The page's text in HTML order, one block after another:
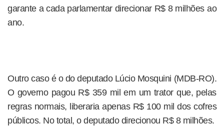
garante a cada parlamentar direcionar R$ 8 milhões ao
ano.
Outro caso é o do deputado Lúcio Mosquini (MDB-RO).
O governo pagou R$ 359 mil em um trator que, pelas
regras normais, liberaria apenas R$ 100 mil dos cofres
públicos. No total, o deputado direcionou R$ 8 milhões.